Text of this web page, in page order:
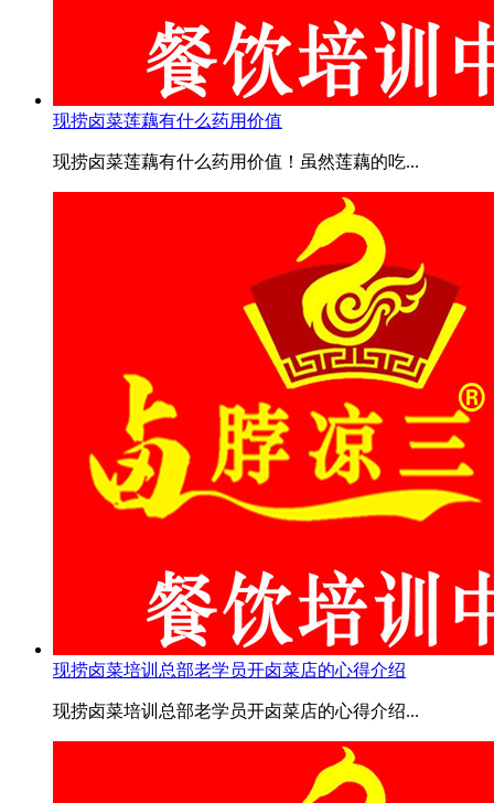
现捞卤菜莲藕有什么药用价值
现捞卤菜莲藕有什么药用价值！虽然莲藕的吃...
现捞卤菜培训总部老学员开卤菜店的心得介绍
现捞卤菜培训总部老学员开卤菜店的心得介绍...